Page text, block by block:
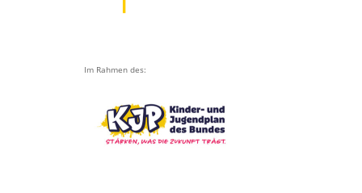
Im Rahmen des: